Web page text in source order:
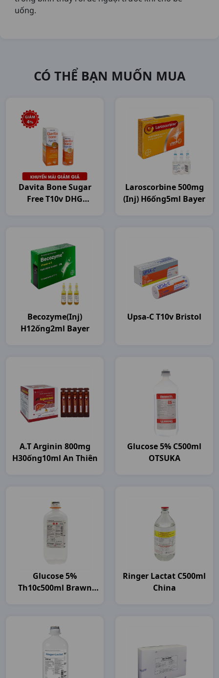
uống.
CÓ THỂ BẠN MUỐN MUA
Davita Bone Sugar
Free T10v DHG
Laroscorbine 500mg
(inj) H6ống5ml Bayer
Becozyme(inj)
H12ống2ml Bayer
Upsa-C T10v Bristol
A.t Arginin 800mg
H30ống10ml An Thiên
Glucose 5% C500ml
OTSUKA
Glucose 5%
Th10c500ml Brawn
Ringer Lactat C500ml
China